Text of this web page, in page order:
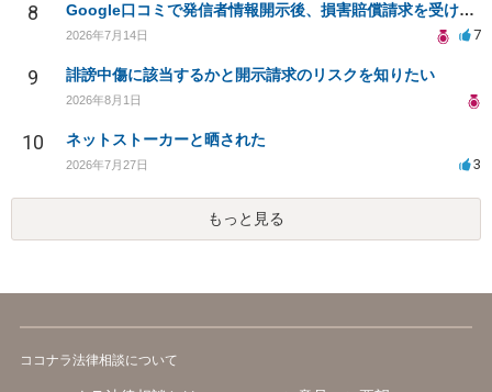
8 Google口コミで発信者情報開示後、損害賠償請求を受けています。示談について相談です。
2026年7月14日 7
9 誹謗中傷に該当するかと開示請求のリスクを知りたい
2026年8月1日
10 ネットストーカーと晒された
2026年7月27日 3
もっと見る
ココナラ法律相談について